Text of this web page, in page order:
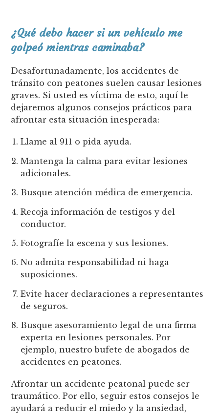
¿Qué debo hacer si un vehículo me
golpeó mientras caminaba?
Desafortunadamente, los accidentes de
tránsito con peatones suelen causar lesiones
graves. Si usted es víctima de esto, aquí le
dejaremos algunos consejos prácticos para
afrontar esta situación inesperada:
Llame al 911 o pida ayuda.
Mantenga la calma para evitar lesiones
adicionales.
Busque atención médica de emergencia.
Recoja información de testigos y del
conductor.
Fotografíe la escena y sus lesiones.
No admita responsabilidad ni haga
suposiciones.
Evite hacer declaraciones a representantes
de seguros.
Busque asesoramiento legal de una firma
experta en lesiones personales. Por
ejemplo, nuestro bufete de abogados de
accidentes en peatones.
Afrontar un accidente peatonal puede ser
traumático. Por ello, seguir estos consejos le
ayudará a reducir el miedo y la ansiedad,